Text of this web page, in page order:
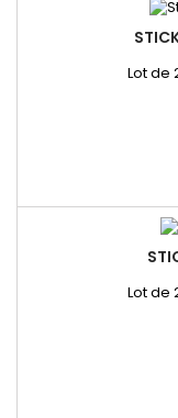
Lot de
Lot de